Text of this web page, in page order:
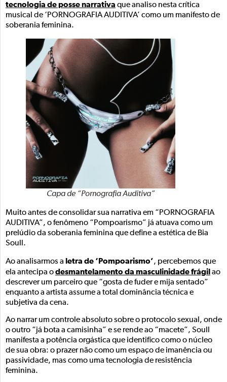
tecnologia de posse narrativa que analiso nesta crítica
musical de ‘PORNOGRAFIA AUDITIVA’ como um manifesto de
soberania feminina.
Capa de “Pornografia Auditiva”
Muito antes de consolidar sua narrativa em “PORNOGRAFIA
AUDITIVA”, o fenômeno “Pompoarismo” já atuava como um
prelúdio da soberania feminina que define a estética de Bia
Soull.
Ao analisarmos a letra de ‘Pompoarismo’, percebemos que
ela antecipa odesmantelamento da masculinidade frágil ao
descrever um parceiro que “gosta de fuder e mija sentado”
enquanto a artista assume a total dominância técnica e
subjetiva da cena.
Ao narrar um controle absoluto sobre o protocolo sexual, onde
o outro “já bota a camisinha” e se rende ao “macete”, Soull
manifesta a potência orgástica que identifico como o núcleo
de sua obra: o prazer não como um espaço de imanência ou
passividade, mas como uma tecnologia de resistência
feminina.